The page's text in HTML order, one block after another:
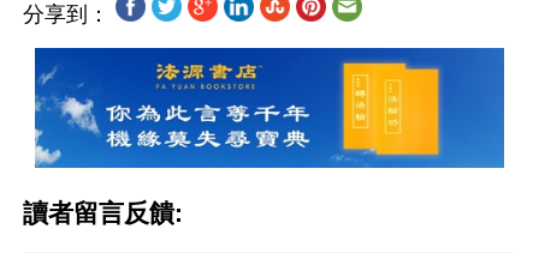
分享到：
讀者留言反饋: